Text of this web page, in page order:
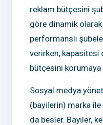
reklam bütçesini
göre dinamik
performanslı
verirken, kapasitesi
bütçesini korumaya
Sosyal medya
(bayilerin) marka
da besler. Bayiler,